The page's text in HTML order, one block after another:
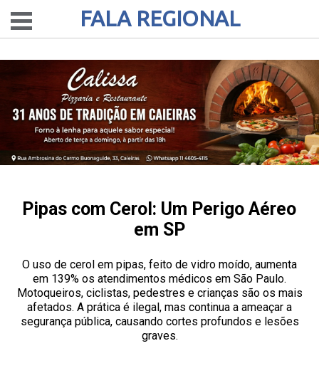
FALA REGIONAL
Pipas com Cerol: Um Perigo Aéreo
em SP
O uso de cerol em pipas, feito de vidro moído, aumenta
em 139% os atendimentos médicos em São Paulo.
Motoqueiros, ciclistas, pedestres e crianças são os mais
afetados. A prática é ilegal, mas continua a ameaçar a
segurança pública, causando cortes profundos e lesões
graves.